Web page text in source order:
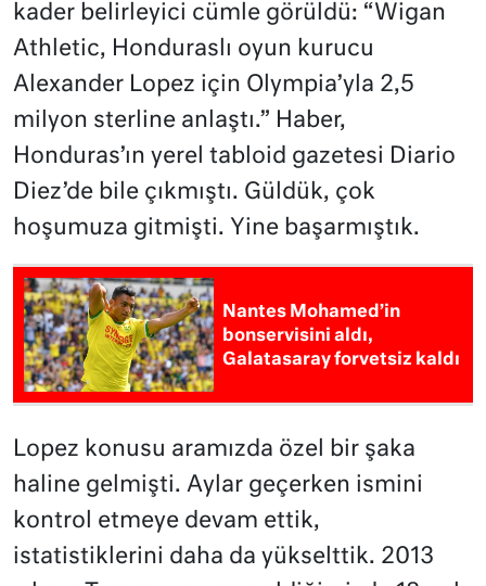
kader belirleyici cümle görüldü: “Wigan
Athletic, Honduraslı oyun kurucu
Alexander Lopez için Olympia’yla 2,5
milyon sterline anlaştı.” Haber,
Honduras’ın yerel tabloid gazetesi Diario
Diez’de bile çıkmıştı. Güldük, çok
hoşumuza gitmişti. Yine başarmıştık.
Nantes Mohamed’in
bonservisini aldı,
Galatasaray forvetsiz kaldı
Lopez konusu aramızda özel bir şaka
haline gelmişti. Aylar geçerken ismini
kontrol etmeye devam ettik,
istatistiklerini daha da yükselttik. 2013